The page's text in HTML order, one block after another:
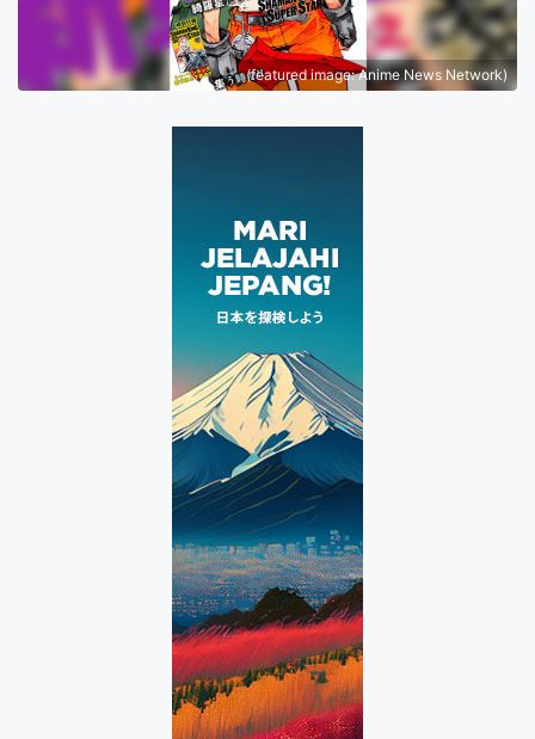
(featured image: Anime News Network)